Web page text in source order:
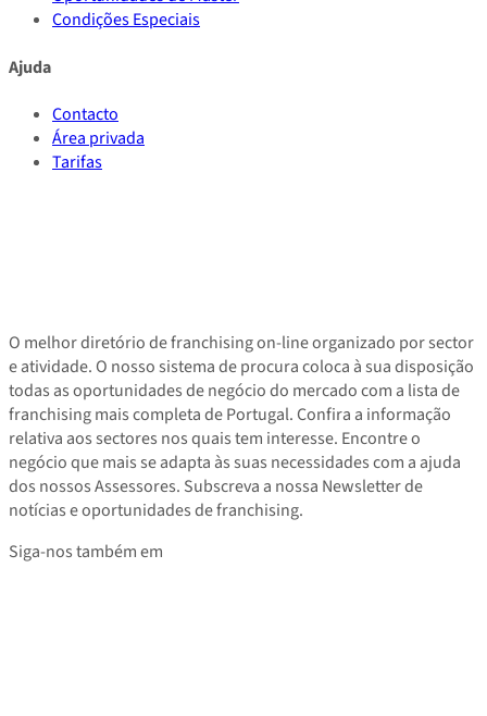
Condições Especiais
Ajuda
Contacto
Área privada
Tarifas
O melhor diretório de franchising on-line organizado por sector
e atividade. O nosso sistema de procura coloca à sua disposição
todas as oportunidades de negócio do mercado com a lista de
franchising mais completa de Portugal. Confira a informação
relativa aos sectores nos quais tem interesse. Encontre o
negócio que mais se adapta às suas necessidades com a ajuda
dos nossos Assessores. Subscreva a nossa Newsletter de
notícias e oportunidades de franchising.
Siga-nos também em